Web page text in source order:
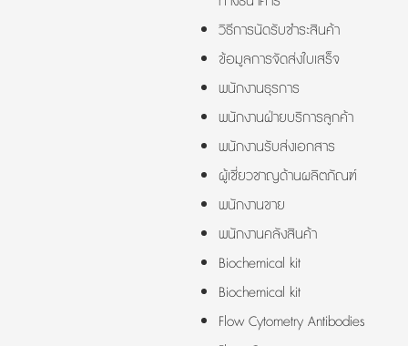
วิธีการนัดรับชำระสินค้า
ข้อมูลการจัดส่งใบเสร็จ
พนักงานธุรการ
พนักงานฝ่ายบริการลูกค้า
พนักงานรับส่งเอกสาร
ผู้เชี่ยวชาญด้านผลิตภัณฑ์
พนักงานขาย
พนักงานคลังสินค้า
Biochemical kit
Biochemical kit
Flow Cytometry Antibodies